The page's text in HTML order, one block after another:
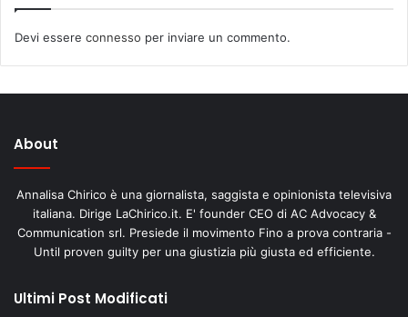
Devi essere connesso per inviare un commento.
About
Annalisa Chirico è una giornalista, saggista e opinionista televisiva
italiana. Dirige LaChirico.it. E' founder CEO di AC Advocacy &
Communication srl. Presiede il movimento Fino a prova contraria -
Until proven guilty per una giustizia più giusta ed efficiente.
Ultimi Post Modificati